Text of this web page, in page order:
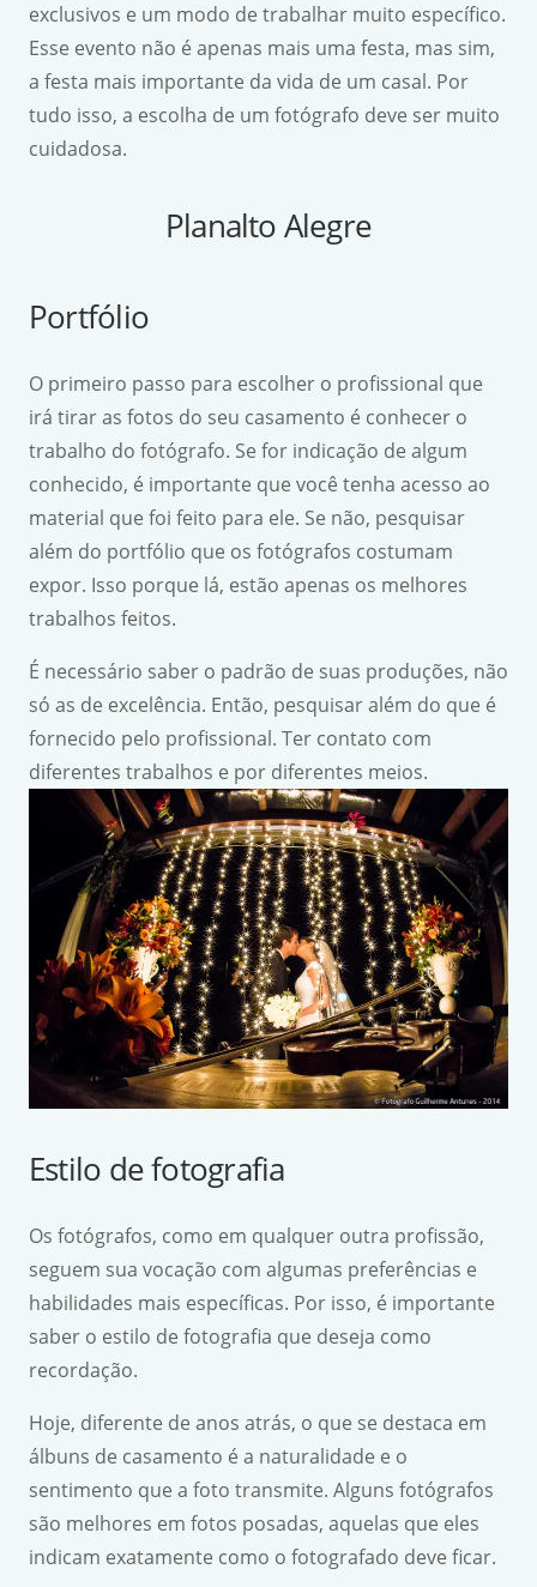
exclusivos e um modo de trabalhar muito específico.
Esse evento não é apenas mais uma festa, mas sim,
a festa mais importante da vida de um casal. Por
tudo isso, a escolha de um fotógrafo deve ser muito
cuidadosa.
Planalto Alegre
Portfólio
O primeiro passo para escolher o profissional que
irá tirar as fotos do seu casamento é conhecer o
trabalho do fotógrafo. Se for indicação de algum
conhecido, é importante que você tenha acesso ao
material que foi feito para ele. Se não, pesquisar
além do portfólio que os fotógrafos costumam
expor. Isso porque lá, estão apenas os melhores
trabalhos feitos.
É necessário saber o padrão de suas produções, não
só as de excelência. Então, pesquisar além do que é
fornecido pelo profissional. Ter contato com
diferentes trabalhos e por diferentes meios.
Estilo de fotografia
Os fotógrafos, como em qualquer outra profissão,
seguem sua vocação com algumas preferências e
habilidades mais específicas. Por isso, é importante
saber o estilo de fotografia que deseja como
recordação.
Hoje, diferente de anos atrás, o que se destaca em
álbuns de casamento é a naturalidade e o
sentimento que a foto transmite. Alguns fotógrafos
são melhores em fotos posadas, aquelas que eles
indicam exatamente como o fotografado deve ficar.